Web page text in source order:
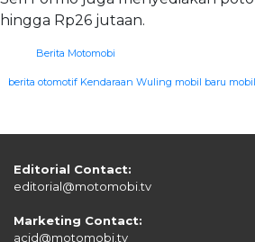
hingga Rp26 jutaan.
Berita Motomobi
berita otomotif Kendaraan Wuling mobil baru
Editorial Contact:
editorial@motomobi.tv
Marketing Contact:
acid@motomobi.tv